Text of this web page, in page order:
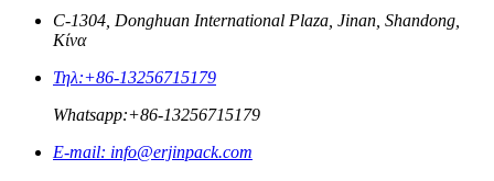
C-1304, Donghuan International Plaza, Jinan, Shandong,
Κίνα
Τηλ:+86-13256715179
Whatsapp:+86-13256715179
E-mail: info@erjinpack.com